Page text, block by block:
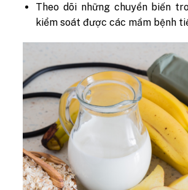
Theo dõi những chuyển biến
kiểm soát được các mầm bệnh